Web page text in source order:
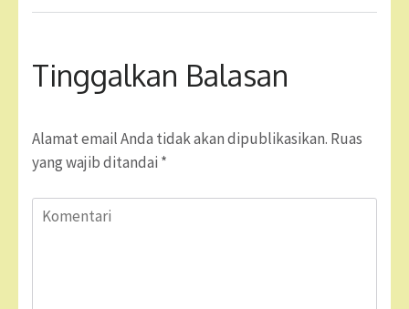
Tinggalkan Balasan
Alamat email Anda tidak akan dipublikasikan. Ruas
yang wajib ditandai *
Komentari